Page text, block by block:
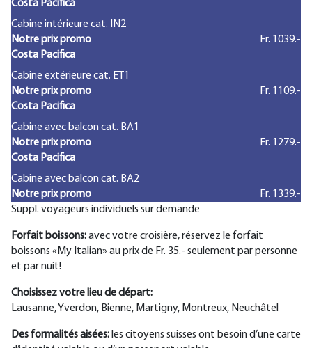
Costa Pacifica
Cabine intérieure cat. IN2
Notre prix promo
Fr. 1039.-
Costa Pacifica
Cabine extérieure cat. ET1
Notre prix promo
Fr. 1109.-
Costa Pacifica
Cabine avec balcon cat. BA1
Notre prix promo
Fr. 1279.-
Costa Pacifica
Cabine avec balcon cat. BA2
Notre prix promo
Fr. 1339.-
Suppl. voyageurs individuels sur demande
Forfait boissons:avec votre croisière, réservez le forfait
boissons «My Italian» au prix de Fr. 35.- seulement par personne
et par nuit!
Choisissez votre lieu de départ:
Lausanne, Yverdon, Bienne, Martigny, Montreux, Neuchâtel
Des formalités aisées: les citoyens suisses ont besoin d’une carte